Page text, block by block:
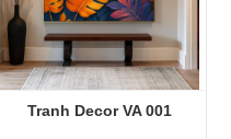
Tranh Decor VA 001